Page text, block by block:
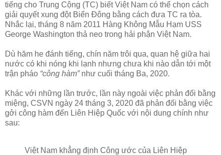
tiếng cho Trung Cộng (TC) biết Việt Nam có thể chọn cách
giải quyết xung đột Biển Đông bằng cách đưa TC ra tòa.
Nhắc lại, tháng 8 năm 2011 Hàng Không Mẫu Hạm USS
George Washington thả neo trong hải phận Việt Nam.
Dù hăm he đánh tiếng, chín năm trôi qua, quan hệ giữa hai
nước có khi nóng khi lạnh nhưng chưa khi nào dẫn tới một
trận pháo “công hàm”như cuối tháng Ba, 2020.
Khác với những lần trước, lần này ngoài việc phản đối bằng
miệng, CSVN ngày 24 tháng 3, 2020 đã phản đối bằng việc
gởi công hàm đến Liên Hiệp Quốc với nội dung chính như
sau:
Việt Nam khẳng định Công ước của Liên Hiệp